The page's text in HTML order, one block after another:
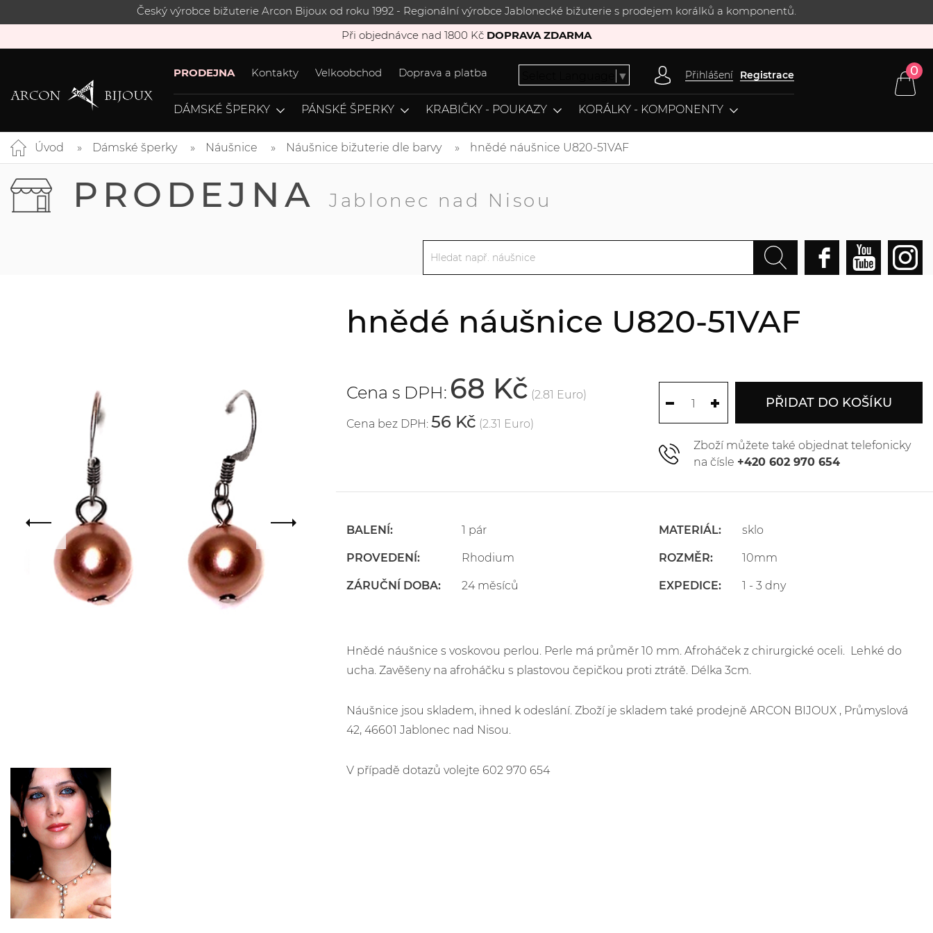
Český výrobce bižuterie Arcon Bijoux od roku 1992 - Regionální výrobce Jablonecké bižuterie s prodejem korálků a komponentů.
Při objednávce nad 1800 Kč DOPRAVA ZDARMA
PRODEJNA Kontakty Velkoobchod Doprava a platba ▼ Přihlášení Registrace 0
DÁMSKÉ ŠPERKY PÁNSKÉ ŠPERKY KRABIČKY - POUKAZY KORÁLKY - KOMPONENTY
Úvod Dámské šperky Náušnice Náušnice bižuterie dle barvy hnědé náušnice U820-51VAF
PRODEJNA Jablonec nad Nisou
hnědé náušnice U820-51VAF
Cena s DPH: 68 Kč (2.81 Euro)
Cena bez DPH: 56 Kč (2.31 Euro)
PŘIDAT DO KOŠÍKU
Zboží můžete také objednat telefonicky
na čísle +420 602 970 654
BALENÍ: 1 pár
PROVEDENÍ: Rhodium
ZÁRUČNÍ DOBA: 24 měsíců
MATERIÁL: sklo
ROZMĚR: 10mm
EXPEDICE: 1 - 3 dny
Hnědé náušnice s voskovou perlou. Perle má průměr 10 mm. Afroháček z chirurgické oceli. Lehké do
ucha. Zavěšeny na afroháčku s plastovou čepičkou proti ztrátě. Délka 3cm.
Náušnice jsou skladem, ihned k odeslání. Zboží je skladem také prodejně ARCON BIJOUX , Průmyslová
42, 46601 Jablonec nad Nisou.
V případě dotazů volejte 602 970 654